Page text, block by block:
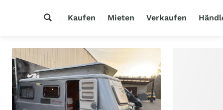
Kaufen Mieten Verkaufen